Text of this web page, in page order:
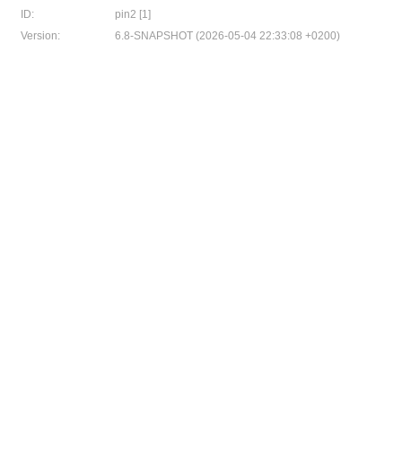
ID:
pin2 [1]
Version:
6.8-SNAPSHOT (2026-05-04 22:33:08 +0200)